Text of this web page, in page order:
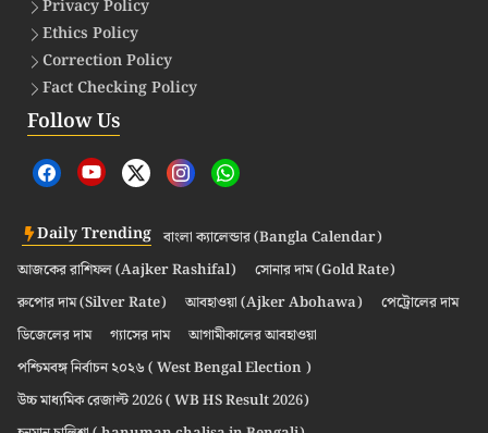
Privacy Policy
Ethics Policy
Correction Policy
Fact Checking Policy
Follow Us
Daily Trending বাংলা ক্যালেন্ডার (Bangla Calendar)
আজকের রাশিফল (Aajker Rashifal)
সোনার দাম (Gold Rate)
রুপোর দাম (Silver Rate)
আবহাওয়া (Ajker Abohawa)
পেট্রোলের দাম
ডিজেলের দাম
গ্যাসের দাম
আগামীকালের আবহাওয়া
পশ্চিমবঙ্গ নির্বাচন ২০২৬ ( West Bengal Election )
উচ্চ মাধ্যমিক রেজাল্ট 2026 ( WB HS Result 2026)